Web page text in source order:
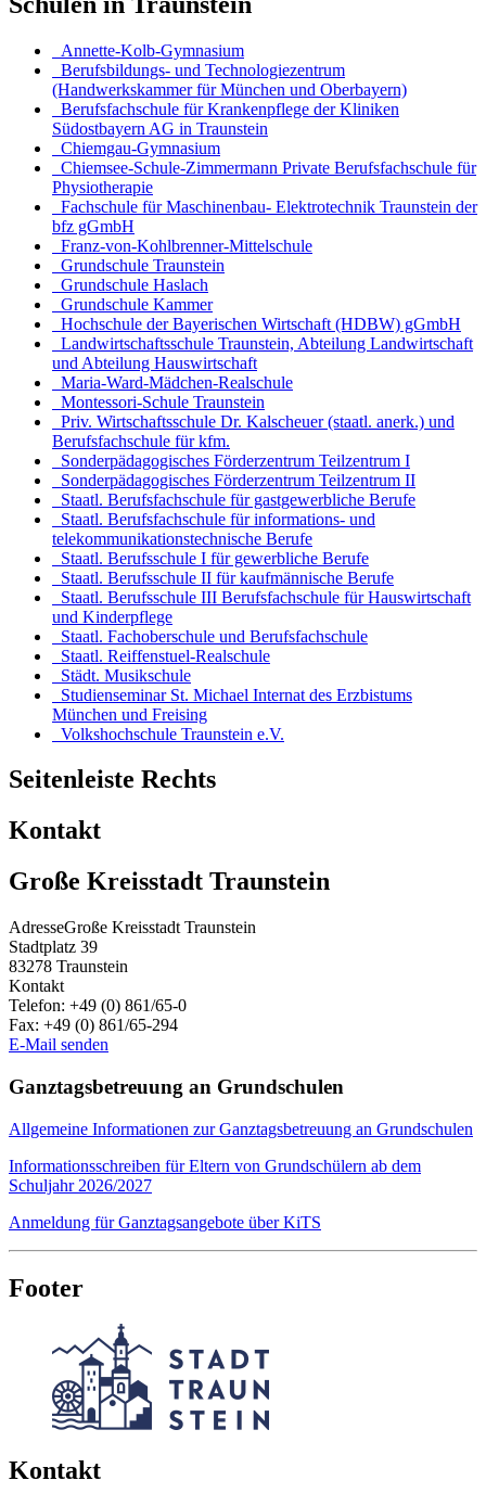
Annette-Kolb-Gymnasium
Berufsbildungs- und Technologiezentrum
(Handwerkskammer für München und Oberbayern)
Berufsfachschule für Krankenpflege der Kliniken
Südostbayern AG in Traunstein
Chiemgau-Gymnasium
Chiemsee-Schule-Zimmermann Private Berufsfachschule für
Physiotherapie
Fachschule für Maschinenbau- Elektrotechnik Traunstein der
bfz gGmbH
Franz-von-Kohlbrenner-Mittelschule
Grundschule Traunstein
Grundschule Haslach
Grundschule Kammer
Hochschule der Bayerischen Wirtschaft (HDBW) gGmbH
Landwirtschaftsschule Traunstein, Abteilung Landwirtschaft
und Abteilung Hauswirtschaft
Maria-Ward-Mädchen-Realschule
Montessori-Schule Traunstein
Priv. Wirtschaftsschule Dr. Kalscheuer (staatl. anerk.) und
Berufsfachschule für kfm.
Sonderpädagogisches Förderzentrum Teilzentrum I
Sonderpädagogisches Förderzentrum Teilzentrum II
Staatl. Berufsfachschule für gastgewerbliche Berufe
Staatl. Berufsfachschule für informations- und
telekommunikationstechnische Berufe
Staatl. Berufsschule I für gewerbliche Berufe
Staatl. Berufsschule II für kaufmännische Berufe
Staatl. Berufsschule III Berufsfachschule für Hauswirtschaft
und Kinderpflege
Staatl. Fachoberschule und Berufsfachschule
Staatl. Reiffenstuel-Realschule
Städt. Musikschule
Studienseminar St. Michael Internat des Erzbistums
München und Freising
Volkshochschule Traunstein e.V.
Seitenleiste Rechts
Kontakt
Große Kreisstadt Traunstein
AdresseGroße Kreisstadt Traunstein
Stadtplatz 39
83278 Traunstein
Kontakt
Telefon: +49 (0) 861/65-0
Fax: +49 (0) 861/65-294
E-Mail senden
Ganztagsbetreuung an Grundschulen
Allgemeine Informationen zur Ganztagsbetreuung an Grundschulen
Informationsschreiben für Eltern von Grundschülern ab dem
Schuljahr 2026/2027
Anmeldung für Ganztagsangebote über KiTS
Footer
Kontakt